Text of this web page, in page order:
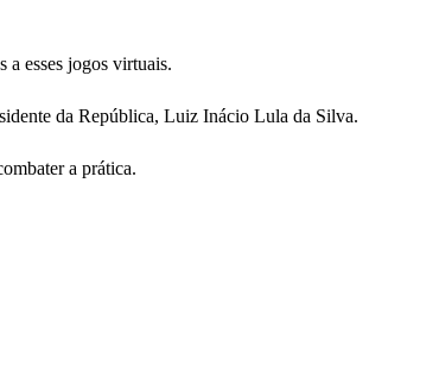
a esses jogos virtuais.
da República, Luiz Inácio Lula da Silva.
a prática.